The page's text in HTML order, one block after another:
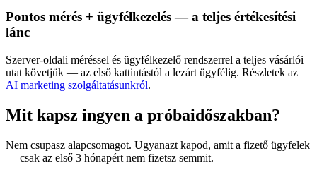
Pontos mérés + ügyfélkezelés — a teljes értékesítési
lánc
Szerver-oldali méréssel és ügyfélkezelő rendszerrel a teljes vásárlói
utat követjük — az első kattintástól a lezárt ügyfélig. Részletek az
AI marketing szolgáltatásunkról.
Mit kapsz ingyen a próbaidőszakban?
Nem csupasz alapcsomagot. Ugyanazt kapod, amit a fizető ügyfelek
— csak az első 3 hónapért nem fizetsz semmit.